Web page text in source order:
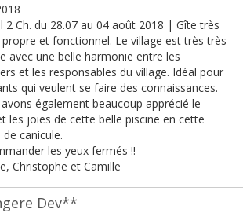
2 Ch. du 28.07 au 04 août 2018 | Gîte très
propre et fonctionnel. Le village est très très
avec une belle harmonie entre les
et les responsables du village. Idéal pour
qui veulent se faire des connaissances.
également beaucoup apprécié le
les joies de cette belle piscine en cette
canicule.
les yeux fermés !!
Christophe et Camille
Dev**